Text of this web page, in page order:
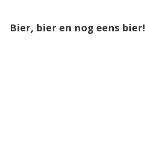
Bier, bier en nog eens bier!